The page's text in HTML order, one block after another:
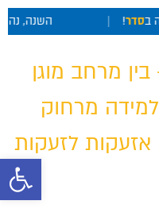
פתח
השנה, בסדר
מרחב מוגן
מרחוק
אזעקות לזעקות